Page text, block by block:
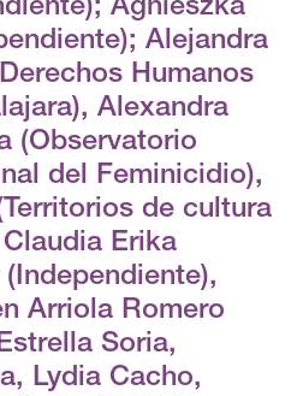
Agnieszka
Alejandra
Humanos
Alexandra
(Observatorio
del Feminicidio),
de cultura
Erika
Arriola Romero
Soria,
Lydia Cacho,